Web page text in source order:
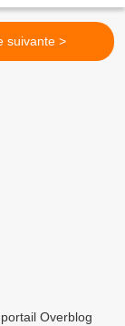
suivante >
Overblog